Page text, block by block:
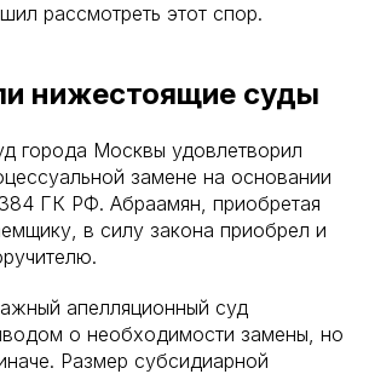
рассмотреть этот спор.
нижестоящие суды
города Москвы удовлетворил
замене на основании
384 ГК РФ. Абраамян, приобретая
в силу закона приобрел и
апелляционный суд
о необходимости замены, но
Размер субсидиарной